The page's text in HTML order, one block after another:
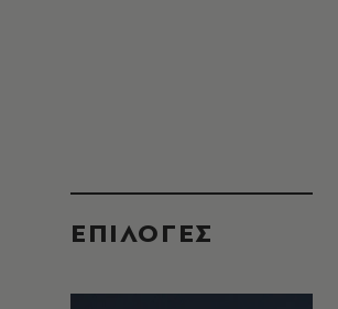
EΠΙΛΟΓΈΣ